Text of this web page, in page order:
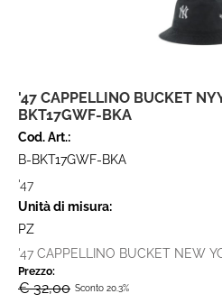
'47 CAPPELLINO BUCKET
BKT17GWF-BKA
Cod. Art.:
B-BKT17GWF-BKA
'47
Unità di misura:
PZ
'47 CAPPELLINO BUCKET NEW
Prezzo:
€ 32,00 Sconto 20.3%